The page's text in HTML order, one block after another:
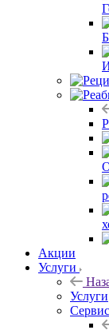
Акции
Услуги
Услуги